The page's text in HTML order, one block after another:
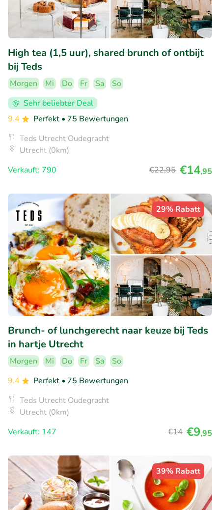
High tea (1,5 uur), shared brunch of ontbijt
bij Teds
Morgen Mi Do Fr Sa
So
Sehr beliebter Deal
9.4
Perfekt • 75 Bewertungen
Teds Utrecht Oudegracht
Utrecht (0km)
Verkauft: 790
€22,95 €14,95
29% Rabatt
Brunch- of lunchgerecht naar keuze bij Teds
in hartje Utrecht
Morgen Mi Do Fr Sa
So
9.4
Perfekt • 75 Bewertungen
Teds Utrecht Oudegracht
Utrecht (0km)
Verkauft: 147
€14 €9,95
39% Rabatt